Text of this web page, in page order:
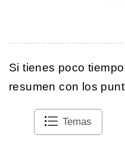
Si tienes poco
resumen con los
Temas